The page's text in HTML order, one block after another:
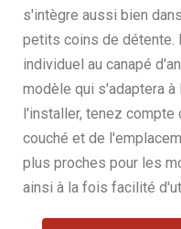
s'intègre aussi bien
petits coins de détente.
individuel au canapé
modèle qui s'adaptera
l'installer, tenez compte
couché et de
plus proches pour les
ainsi à la fois facilité